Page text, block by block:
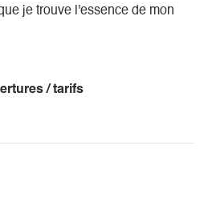
je trouve l'essence de mon
/ tarifs